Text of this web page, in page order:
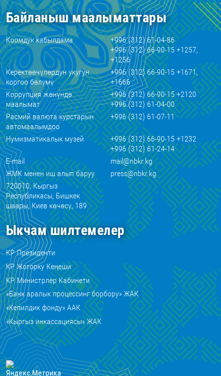
Байланыш маалыматтары
Коомдук кабылдама
+996 (312) 61-04-86
+996 (312) 66-90-15 +1257,
+1256
Керектөөчүлөрдүн укугун
коргоо бөлүмү
+996 (312) 66-90-15 +1671,
+1666
Коррупция жөнүндө
маалымат
+996 (312) 66-90-15 +2120
+996 (312) 61-04-00
Расмий валюта курстарын
автомаалымдоо
+996 (312) 61-07-11
Нумизматикалык музей
+996 (312) 66-90-15 +1232
+996 (312) 61-24-14
E-mail
mail@nbkr.kg
ЖМК менен иш алып баруу
press@nbkr.kg
720010, Кыргыз
Республикасы, Бишкек
шаары, Киев көчөсү, 189
Ыкчам шилтемелер
КР Президенти
КР Жогорку Кеңеши
КР Министрлер Кабинети
«Банк аралык процессинг борбору» ЖАК
«Кепилдик фонду» ААК
«Кыргыз инкассациясы» ЖАК